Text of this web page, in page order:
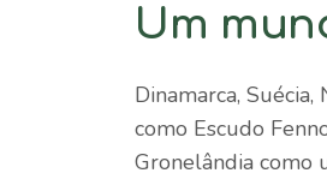
Um
Dinamarca,
como Escudo
Gronelândia como